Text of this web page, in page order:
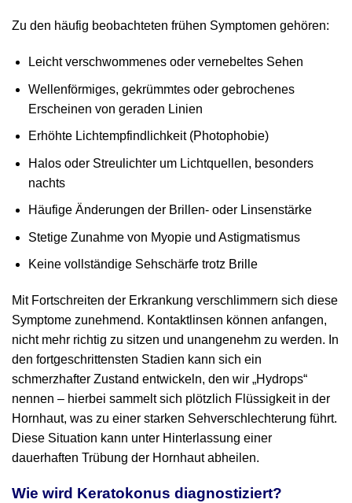
Zu den häufig beobachteten frühen Symptomen gehören:
Leicht verschwommenes oder vernebeltes Sehen
Wellenförmiges, gekrümmtes oder gebrochenes
Erscheinen von geraden Linien
Erhöhte Lichtempfindlichkeit (Photophobie)
Halos oder Streulichter um Lichtquellen, besonders
nachts
Häufige Änderungen der Brillen- oder Linsenstärke
Stetige Zunahme von Myopie und Astigmatismus
Keine vollständige Sehschärfe trotz Brille
Mit Fortschreiten der Erkrankung verschlimmern sich diese
Symptome zunehmend. Kontaktlinsen können anfangen,
nicht mehr richtig zu sitzen und unangenehm zu werden. In
den fortgeschrittensten Stadien kann sich ein
schmerzhafter Zustand entwickeln, den wir „Hydrops“
nennen – hierbei sammelt sich plötzlich Flüssigkeit in der
Hornhaut, was zu einer starken Sehverschlechterung führt.
Diese Situation kann unter Hinterlassung einer
dauerhaften Trübung der Hornhaut abheilen.
Wie wird Keratokonus diagnostiziert?